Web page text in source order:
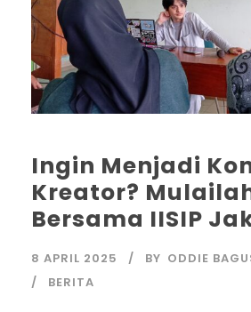
Ingin Menjadi
Kreator?
Bersama IISIP
8 APRIL 2025 BY ODDIE
BERITA